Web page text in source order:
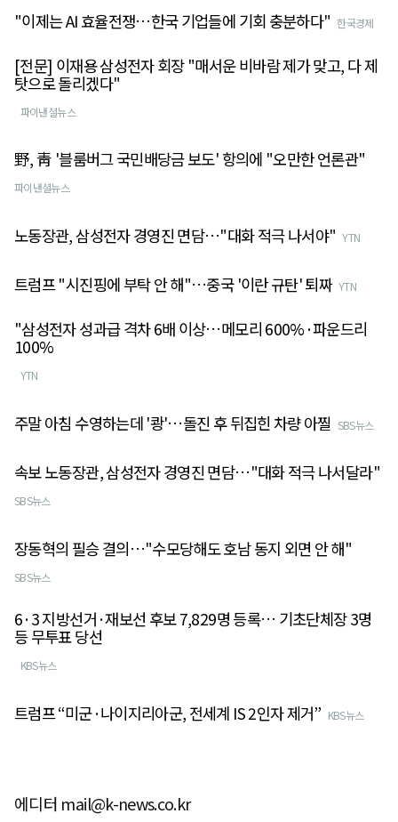
"이제는 AI 효율전쟁…한국 기업들에 기회 충분하다" 한국경제
[전문] 이재용 삼성전자 회장 "매서운 비바람 제가 맞고, 다 제
탓으로 돌리겠다"
파이낸셜뉴스
野, 靑 '블룸버그 국민배당금 보도' 항의에 "오만한 언론관"
파이낸셜뉴스
노동장관, 삼성전자 경영진 면담…"대화 적극 나서야" YTN
트럼프 "시진핑에 부탁 안 해"…중국 '이란 규탄' 퇴짜 YTN
"삼성전자 성과급 격차 6배 이상…메모리 600%·파운드리
100%
YTN
주말 아침 수영하는데 '쾅'…돌진 후 뒤집힌 차량 아찔 SBS뉴스
속보 노동장관, 삼성전자 경영진 면담…"대화 적극 나서달라"
SBS뉴스
장동혁의 필승 결의…"수모당해도 호남 동지 외면 안 해"
SBS뉴스
6·3 지방선거·재보선 후보 7,829명 등록… 기초단체장 3명
등 무투표 당선
KBS뉴스
트럼프 “미군·나이지리아군, 전세계 IS 2인자 제거” KBS뉴스
에디터 mail@k-news.co.kr